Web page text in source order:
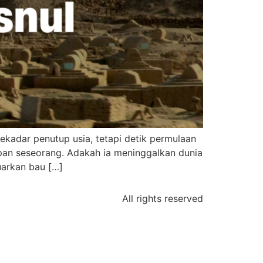
penutup usia, tetapi detik permulaan
seseorang. Adakah ia meninggalkan dunia
bau […]
All rights reserved